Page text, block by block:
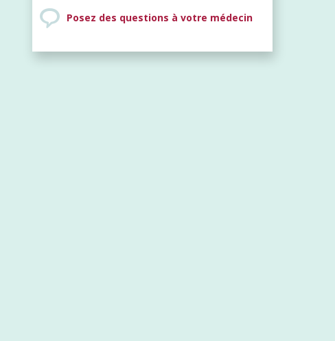
Posez des questions à votre médecin